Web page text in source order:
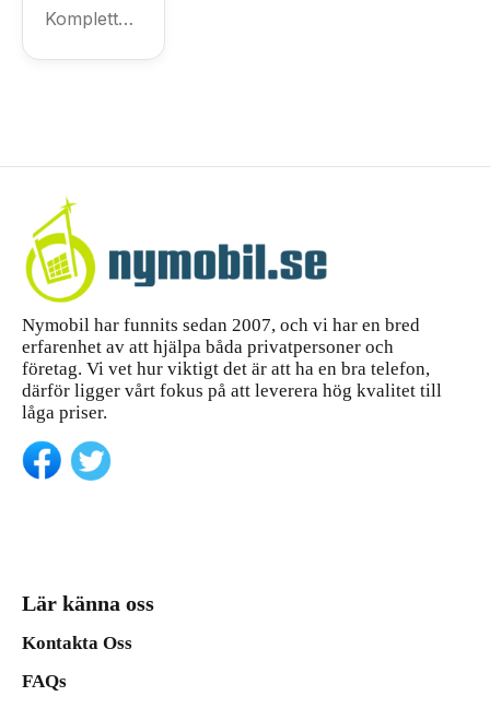
var du
handlar
S25, plus...
ydd
tt
köpgui
de
Komplett
—...
Nymobil har funnits sedan 2007, och vi har en bred
erfarenhet av att hjälpa båda privatpersoner och
företag. Vi vet hur viktigt det är att ha en bra telefon,
därför ligger vårt fokus på att leverera hög kvalitet till
låga priser.
Lär känna oss
Kontakta Oss
FAQs